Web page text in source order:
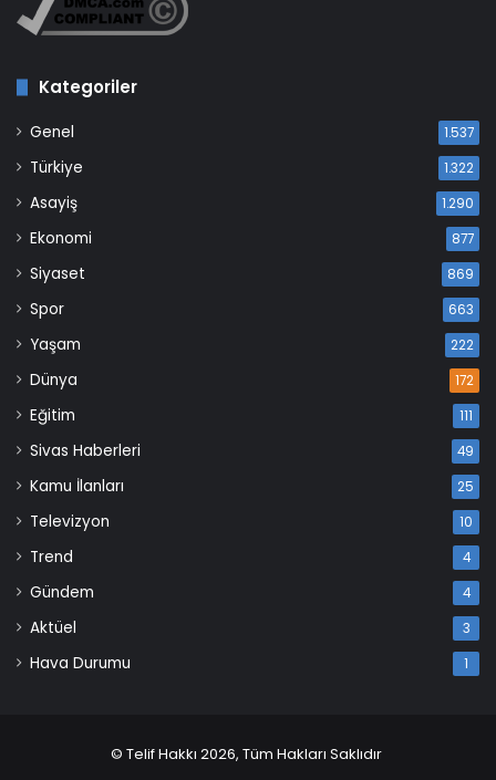
Kategoriler
Genel 1.537
Türkiye 1.322
Asayiş 1.290
Ekonomi 877
Siyaset 869
Spor 663
Yaşam 222
Dünya 172
Eğitim 111
Sivas Haberleri 49
Kamu İlanları 25
Televizyon 10
Trend 4
Gündem 4
Aktüel 3
Hava Durumu 1
© Telif Hakkı 2026, Tüm Hakları Saklıdır